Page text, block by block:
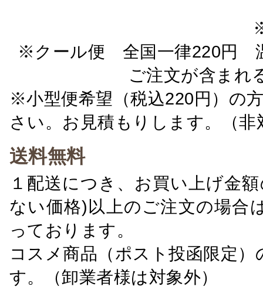
※クール便 全国一律220円
ご注文が含ま
※小型便希望（税込220円）の
さい。お見積もりします。（非
送料無料
１配送につき、お買い上げ金
ない価格)以上のご注文の場合
っております。
コスメ商品（ポスト投函限定
す。（卸業者様は対象外）